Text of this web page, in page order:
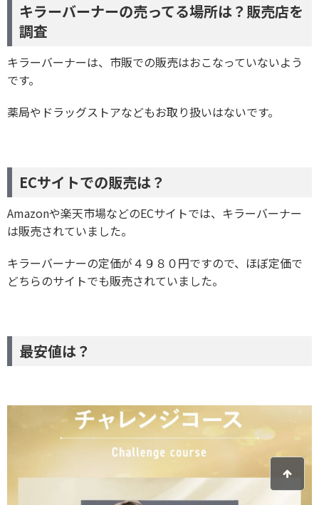
キラーバーナーの売ってる場所は？販売店を
調査
キラーバーナーは、市販での販売はおこなっていないよう
です。
薬局やドラッグストアなどもお取り扱いはないです。
ECサイトでの販売は？
Amazonや楽天市場などのECサイトでは、キラーバーナー
は販売されていました。
キラーバーナーの定価が４９８０円ですので、ほぼ定価で
どちらのサイトでも販売されていました。
最安値は？